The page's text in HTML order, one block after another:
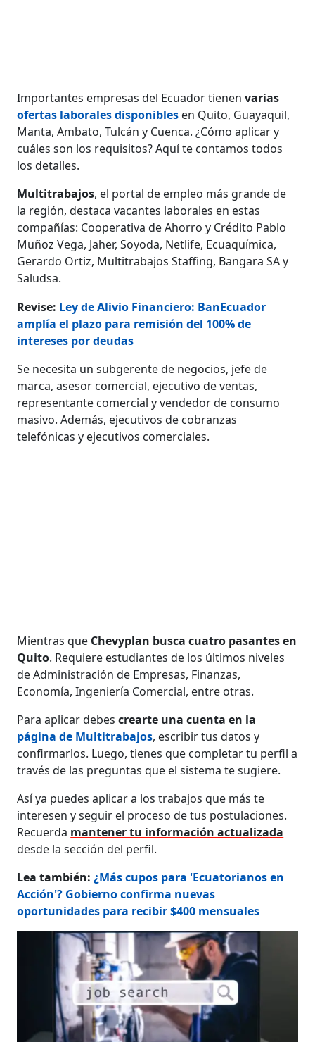
Importantes empresas del Ecuador tienenvarias
ofertas laborales disponibles en Quito, Guayaquil,
Manta, Ambato, Tulcán y Cuenca. ¿Cómo aplicar y
cuáles son los requisitos? Aquí te contamos todos
los detalles.
Multitrabajos, el portal de empleo más grande de
la región, destaca vacantes laborales en estas
compañías: Cooperativa de Ahorro y Crédito Pablo
Muñoz Vega, Jaher, Soyoda, Netlife, Ecuaquímica,
Gerardo Ortiz, Multitrabajos Staffing, Bangara SA y
Saludsa.
Revise: Ley de Alivio Financiero: BanEcuador
amplía el plazo para remisión del 100% de
intereses por deudas
Se necesita un subgerente de negocios, jefe de
marca, asesor comercial, ejecutivo de ventas,
representante comercial y vendedor de consumo
masivo. Además, ejecutivos de cobranzas
telefónicas y ejecutivos comerciales.
Mientras que Chevyplan busca cuatro pasantes en
Quito. Requiere estudiantes de los últimos niveles
de Administración de Empresas, Finanzas,
Economía, Ingeniería Comercial, entre otras.
Para aplicar debes crearte una cuenta en la
página de Multitrabajos, escribir tus datos y
confirmarlos. Luego, tienes que completar tu perfil a
través de las preguntas que el sistema te sugiere.
Así ya puedes aplicar a los trabajos que más te
interesen y seguir el proceso de tus postulaciones.
Recuerda mantener tu información actualizada
desde la sección del perfil.
Lea también:¿Más cupos para 'Ecuatorianos en
Acción'? Gobierno confirma nuevas
oportunidades para recibir $400 mensuales